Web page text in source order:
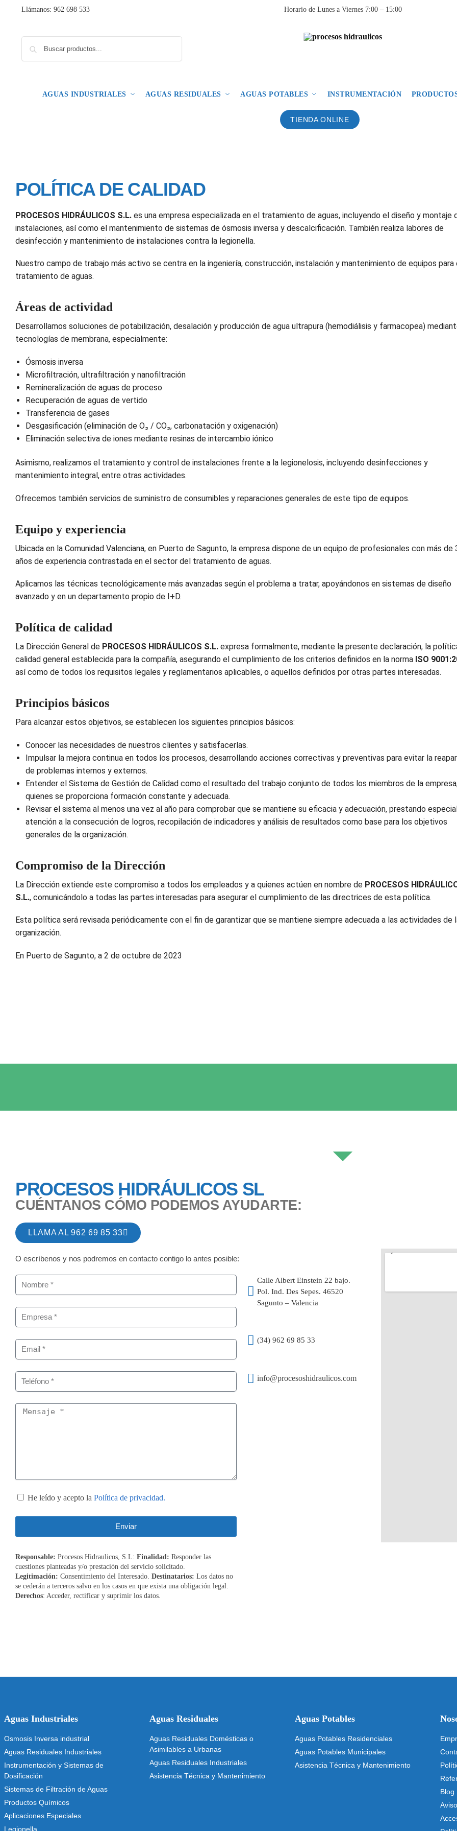
Llámanos: 962 698 533 Horario de Lunes a Viernes 7:00 – 15:00
AGUAS INDUSTRIALES AGUAS RESIDUALES AGUAS POTABLES INSTRUMENTACIÓN
TIENDA ONLINE
POLÍTICA DE CALIDAD
PROCESOS HIDRÁULICOS S.L. es una empresa especializada en el tratamiento de aguas, incluyendo el diseño y montaje
instalaciones, así como el mantenimiento de sistemas de ósmosis inversa y descalcificación. También realiza labores de
desinfección y mantenimiento de instalaciones contra la legionella.
Nuestro campo de trabajo más activo se centra en la ingeniería, construcción, instalación y mantenimiento de equipos para
tratamiento de aguas.
Áreas de actividad
Desarrollamos soluciones de potabilización, desalación y producción de agua ultrapura (hemodiálisis y farmacopea)
tecnologías de membrana, especialmente:
Ósmosis inversa
Microfiltración, ultrafiltración y nanofiltración
Remineralización de aguas de proceso
Recuperación de aguas de vertido
Transferencia de gases
Desgasificación (eliminación de O₂ / CO₂, carbonatación y oxigenación)
Eliminación selectiva de iones mediante resinas de intercambio iónico
Asimismo, realizamos el tratamiento y control de instalaciones frente a la legionelosis, incluyendo desinfecciones y
mantenimiento integral, entre otras actividades.
Ofrecemos también servicios de suministro de consumibles y reparaciones generales de este tipo de equipos.
Equipo y experiencia
Ubicada en la Comunidad Valenciana, en Puerto de Sagunto, la empresa dispone de un equipo de profesionales con más de
años de experiencia contrastada en el sector del tratamiento de aguas.
Aplicamos las técnicas tecnológicamente más avanzadas según el problema a tratar, apoyándonos en sistemas de diseño
avanzado y en un departamento propio de I+D.
Política de calidad
La Dirección General de PROCESOS HIDRÁULICOS S.L. expresa formalmente, mediante la presente declaración, la
calidad general establecida para la compañía, asegurando el cumplimiento de los criterios definidos en la norma ISO
así como de todos los requisitos legales y reglamentarios aplicables, o aquellos definidos por otras partes interesadas.
Principios básicos
Para alcanzar estos objetivos, se establecen los siguientes principios básicos:
Conocer las necesidades de nuestros clientes y satisfacerlas.
Impulsar la mejora continua en todos los procesos, desarrollando acciones correctivas y preventivas para evitar la
de problemas internos y externos.
Entender el Sistema de Gestión de Calidad como el resultado del trabajo conjunto de todos los miembros de la
quienes se proporciona formación constante y adecuada.
Revisar el sistema al menos una vez al año para comprobar que se mantiene su eficacia y adecuación, prestando
atención a la consecución de logros, recopilación de indicadores y análisis de resultados como base para los objetivos
generales de la organización.
Compromiso de la Dirección
La Dirección extiende este compromiso a todos los empleados y a quienes actúen en nombre de PROCESOS
S.L., comunicándolo a todas las partes interesadas para asegurar el cumplimiento de las directrices de esta política.
Esta política será revisada periódicamente con el fin de garantizar que se mantiene siempre adecuada a las actividades de
organización.
En Puerto de Sagunto, a 2 de octubre de 2023
PROCESOS HIDRÁULICOS SL
CUÉNTANOS CÓMO PODEMOS AYUDARTE:
LLAMA AL 962 69 85 33
O escríbenos y nos podremos en contacto contigo lo antes posible:
He leído y acepto la Política de privacidad.
Enviar
Responsable: Procesos Hidraulicos, S.L: Finalidad: Responder las
cuestiones planteadas y/o prestación del servicio solicitado.
Legitimación: Consentimiento del Interesado. Destinatarios: Los datos no
se cederán a terceros salvo en los casos en que exista una obligación legal.
Derechos: Acceder, rectificar y suprimir los datos.
Calle Albert Einstein 22 bajo.
Pol. Ind. Des Sepes. 46520
Sagunto – Valencia
(34) 962 69 85 33
info@procesoshidraulicos.com
Aguas Industriales
Osmosis Inversa industrial
Aguas Residuales Industriales
Instrumentación y Sistemas de
Dosificación
Sistemas de Filtración de Aguas
Productos Químicos
Aplicaciones Especiales
Legionella
Aguas Residuales
Aguas Residuales Domésticas o
Asimilables a Urbanas
Aguas Residuales Industriales
Asistencia Técnica y Mantenimiento
Aguas Potables
Aguas Potables Residenciales
Aguas Potables Municipales
Asistencia Técnica y Mantenimiento
Blog